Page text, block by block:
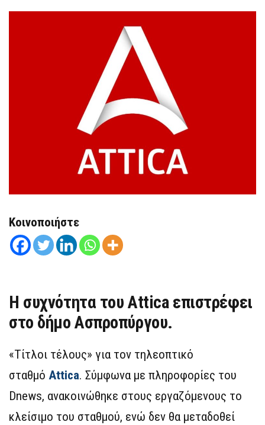
Κοινοποιήστε
Η συχνότητα του Attica επιστρέφει
στο δήμο Ασπροπύργου.
«Τίτλοι τέλους» για τον τηλεοπτικό
σταθμό Attica. Σύμφωνα με πληροφορίες του
Dnews, ανακοινώθηκε στους εργαζόμενους το
κλείσιμο του σταθμού, ενώ δεν θα μεταδοθεί